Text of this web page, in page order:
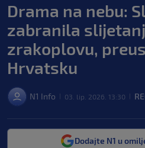
Drama na nebu:
zabranila
zrakoplovu,
Hrvatsku
N1 Info 03. lip. 2026. 13:30
Dodajte N1 u